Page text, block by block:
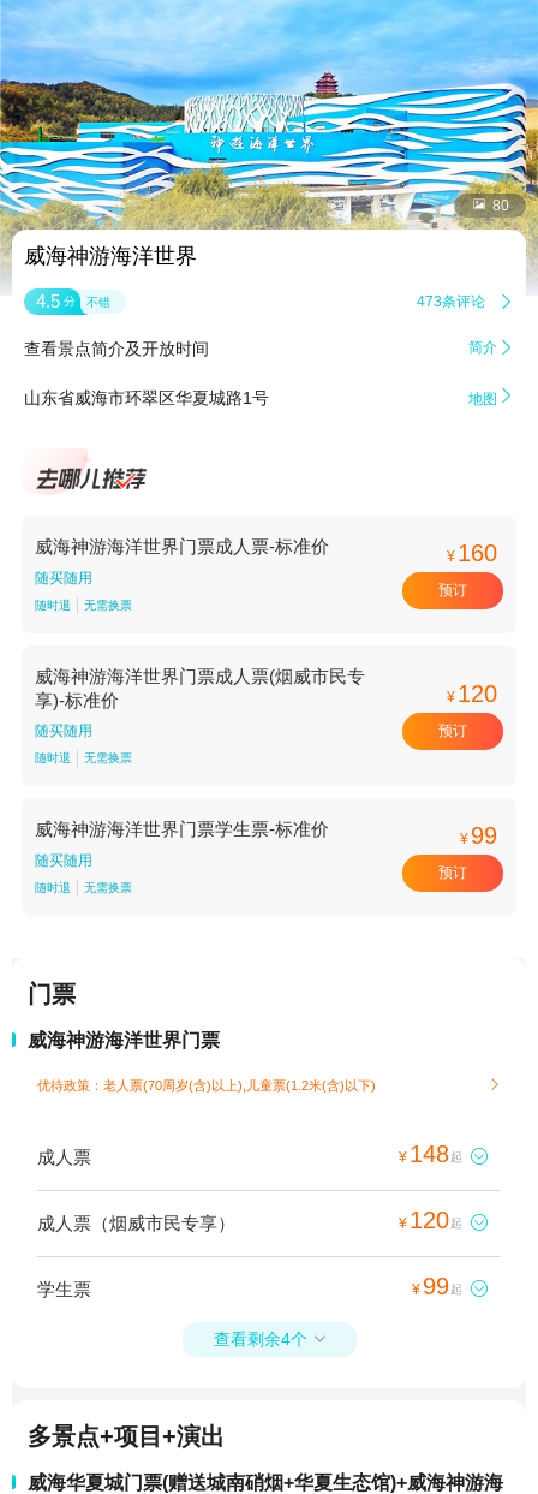
 80
威海神游海洋世界
4.5 分 不错 473条评论 
查看景点简介及开放时间 简介 
山东省威海市环翠区华夏城路1号 地图 
威海神游海洋世界门票成人票-标准价
随买随用
随时退 无需换票
¥ 160
预订
威海神游海洋世界门票成人票(烟威市民专
享)-标准价
随买随用
随时退 无需换票
¥ 120
预订
威海神游海洋世界门票学生票-标准价
随买随用
随时退 无需换票
¥ 99
预订
门票
威海神游海洋世界门票
优待政策：老人票(70周岁(含)以上),儿童票(1.2米(含)以下) 
成人票 ¥ 148起 
成人票（烟威市民专享） ¥ 120起 
学生票 ¥ 99起 
查看剩余4个 
多景点+项目+演出
威海华夏城门票(赠送城南硝烟+华夏生态馆)+威海神游海
